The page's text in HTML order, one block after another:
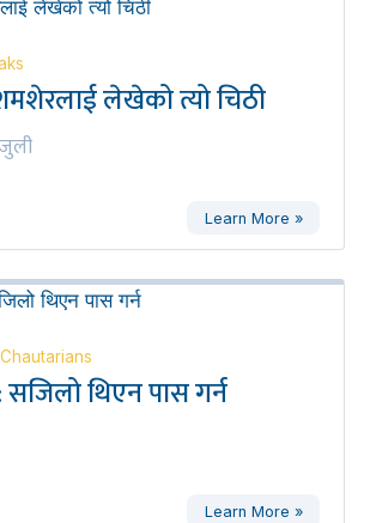
लेखेको त्यो चिठी
Learn More »
: सजिलो थिएन पास गर्न
Learn More »